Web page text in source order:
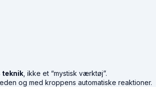
, ikke et “mystisk værktøj”.
og med kroppens automatiske reaktioner.